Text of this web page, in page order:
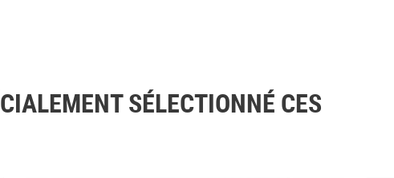
SÉLECTIONNÉ CES